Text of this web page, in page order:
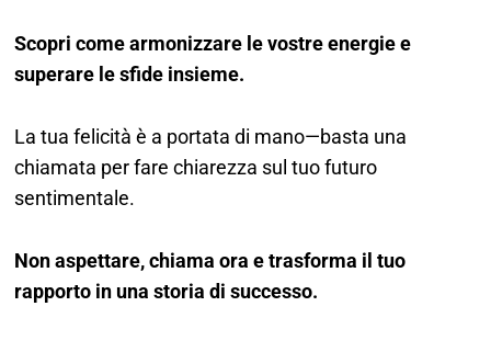
Scopri come armonizzare le vostre energie e
superare le sfide insieme.
La tua felicità è a portata di mano—basta una
chiamata per fare chiarezza sul tuo futuro
sentimentale.
Non aspettare, chiama ora e trasforma il tuo
rapporto in una storia di successo.